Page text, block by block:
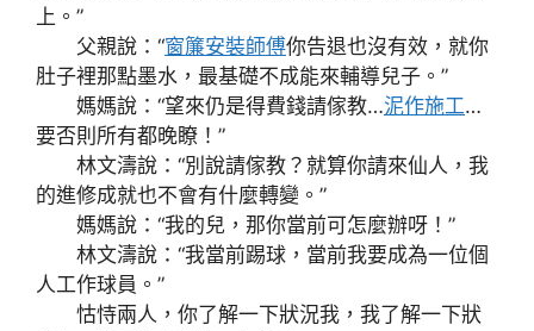
上。”
父親說：“窗簾安裝師傅你告退也沒有效，就你
肚子裡那點墨水，最基礎不成能來輔導兒子。”
媽媽說：“望來仍是得費錢請傢教…泥作施工…
要否則所有都晚瞭！”
林文濤說：“別說請傢教？就算你請來仙人，我
的進修成就也不會有什麼轉變。”
媽媽說：“我的兒，那你當前可怎麼辦呀！”
林文濤說：“我當前踢球，當前我要成為一位個
人工作球員。”
怙恃兩人，你了解一下狀況我，我了解一下狀